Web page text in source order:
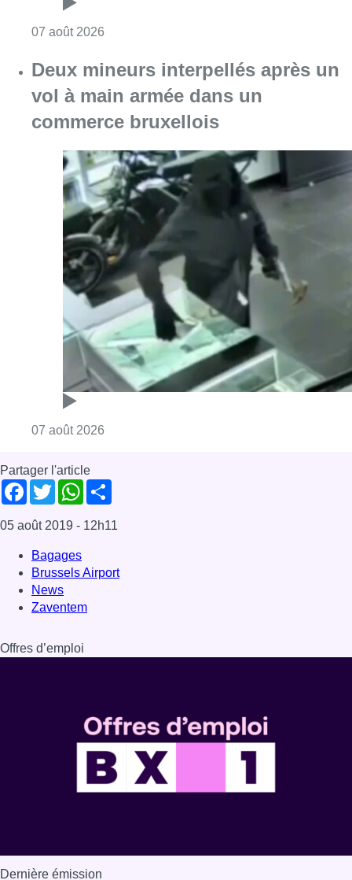
07 août 2026
Deux mineurs interpellés après un
vol à main armée dans un
commerce bruxellois
07 août 2026
Partager l'article
Facebook
TwitterWhatsApp
05 août 2019 - 12h11
Bagages
Brussels Airport
News
Zaventem
Offres d’emploi
Dernière émission